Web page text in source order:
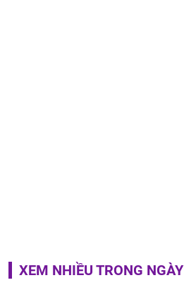
XEM NHIỀU TRONG NGÀY